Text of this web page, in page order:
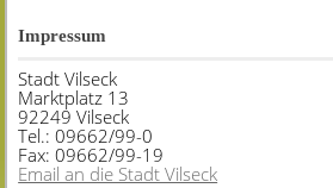
Impressum
Stadt Vilseck
Marktplatz 13
92249 Vilseck
Tel.: 09662/99-0
Fax: 09662/99-19
Email an die Stadt Vilseck